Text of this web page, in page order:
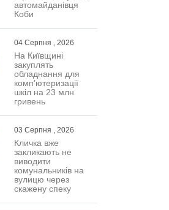
автомайданівця
Коби
04 Серпня , 2026
На Київщині
закуплять
обладнання для
комп’ютеризації
шкіл на 23 млн
гривень
03 Серпня , 2026
Кличка вже
закликають не
виводити
комунальників на
вулицю через
скажену спеку